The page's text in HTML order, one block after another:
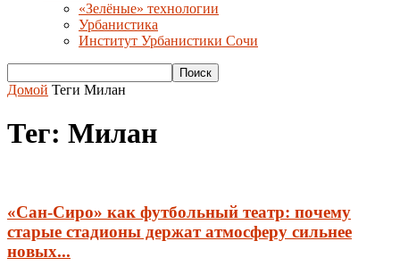
«Зелёные» технологии
Урбанистика
Институт Урбанистики Сочи
Домой Теги Милан
Тег: Милан
«Сан-Сиро» как футбольный театр: почему
старые стадионы держат атмосферу сильнее
новых...